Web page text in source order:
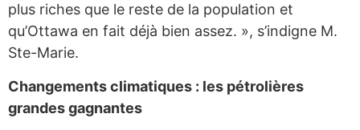
plus riches que le reste de la population et
qu’Ottawa en fait déjà bien assez. », s’indigne M.
Ste-Marie.
Changements climatiques : les pétrolières
grandes gagnantes